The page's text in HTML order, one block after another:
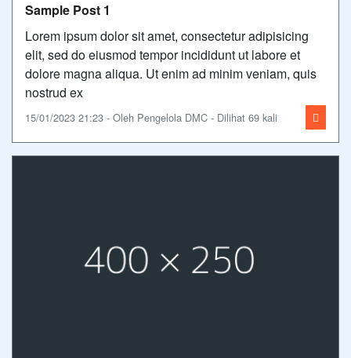
Sample Post 1
Lorem ipsum dolor sit amet, consectetur adipisicing
elit, sed do eiusmod tempor incididunt ut labore et
dolore magna aliqua. Ut enim ad minim veniam, quis
nostrud ex
15/01/2023 21:23 - Oleh Pengelola DMC - Dilihat 69 kali